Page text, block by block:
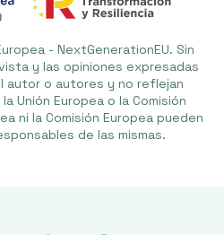
- NextGenerationEU. Sin
y las opiniones expresadas
autor o autores y no reflejan
Unión Europea o la Comisión
ni la Comisión Europea pueden
de las mismas.